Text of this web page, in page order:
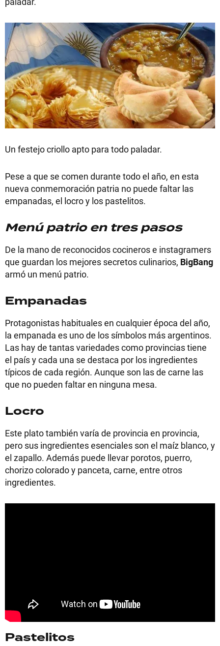
Un festejo criollo apto para todo paladar.
Pese a que se comen durante todo el año, en esta
nueva conmemoración patria no puede faltar las
empanadas, el locro y los pastelitos.
Menú patrio en tres pasos
De la mano de reconocidos cocineros e instagramers
que guardan los mejores secretos culinarios, BigBang
armó un menú patrio.
Empanadas
Protagonistas habituales en cualquier época del año,
la empanada es uno de los símbolos más argentinos.
Las hay de tantas variedades como provincias tiene
el país y cada una se destaca por los ingredientes
típicos de cada región. Aunque son las de carne las
que no pueden faltar en ninguna mesa.
Locro
Este plato también varía de provincia en provincia,
pero sus ingredientes esenciales son el maíz blanco, y
el zapallo. Además puede llevar porotos, puerro,
chorizo colorado y panceta, carne, entre otros
ingredientes.
Pastelitos